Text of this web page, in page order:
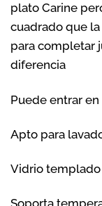
plato Carine
cuadrado que
para completar
diferencia
Puede entrar
Apto para
Vidrio